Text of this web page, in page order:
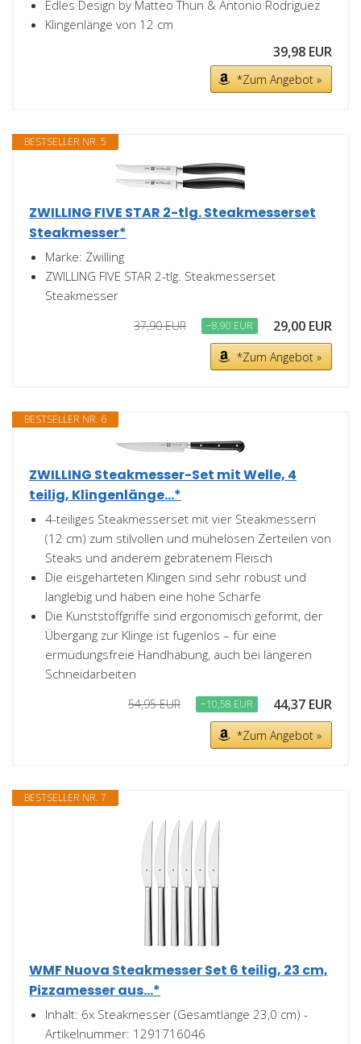
Edles Design by Matteo Thun & Antonio Rodriguez
Klingenlänge von 12 cm
39,98 EUR
*Zum Angebot »
BESTSELLER NR. 5
ZWILLING FIVE STAR 2-tlg. Steakmesserset
Steakmesser*
Marke: Zwilling
ZWILLING FIVE STAR 2-tlg. Steakmesserset
Steakmesser
37,90 EUR −8,90 EUR 29,00 EUR
*Zum Angebot »
BESTSELLER NR. 6
ZWILLING Steakmesser-Set mit Welle, 4
teilig, Klingenlänge...*
4-teiliges Steakmesserset mit vier Steakmessern
(12 cm) zum stilvollen und mühelosen Zerteilen von
Steaks und anderem gebratenem Fleisch
Die eisgehärteten Klingen sind sehr robust und
langlebig und haben eine hohe Schärfe
Die Kunststoffgriffe sind ergonomisch geformt, der
Übergang zur Klinge ist fugenlos – für eine
ermüdungsfreie Handhabung, auch bei längeren
Schneidarbeiten
54,95 EUR −10,58 EUR 44,37 EUR
*Zum Angebot »
BESTSELLER NR. 7
WMF Nuova Steakmesser Set 6 teilig, 23 cm,
Pizzamesser aus...*
Inhalt: 6x Steakmesser (Gesamtlänge 23,0 cm) -
Artikelnummer: 1291716046